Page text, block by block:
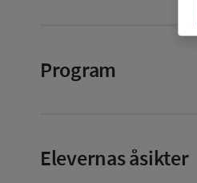
Program
Elevernas åsikter